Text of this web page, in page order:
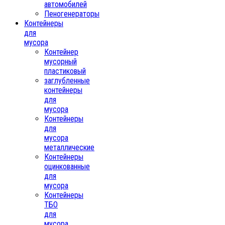
автомобилей
Пеногенераторы
Контейнеры
для
мусора
Контейнер
мусорный
пластиковый
заглубленные
контейнеры
для
мусора
Контейнеры
для
мусора
металлические
Контейнеры
оцинкованные
для
мусора
Контейнеры
ТБО
для